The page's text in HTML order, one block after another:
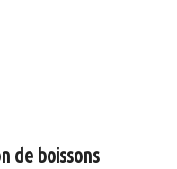
de boissons